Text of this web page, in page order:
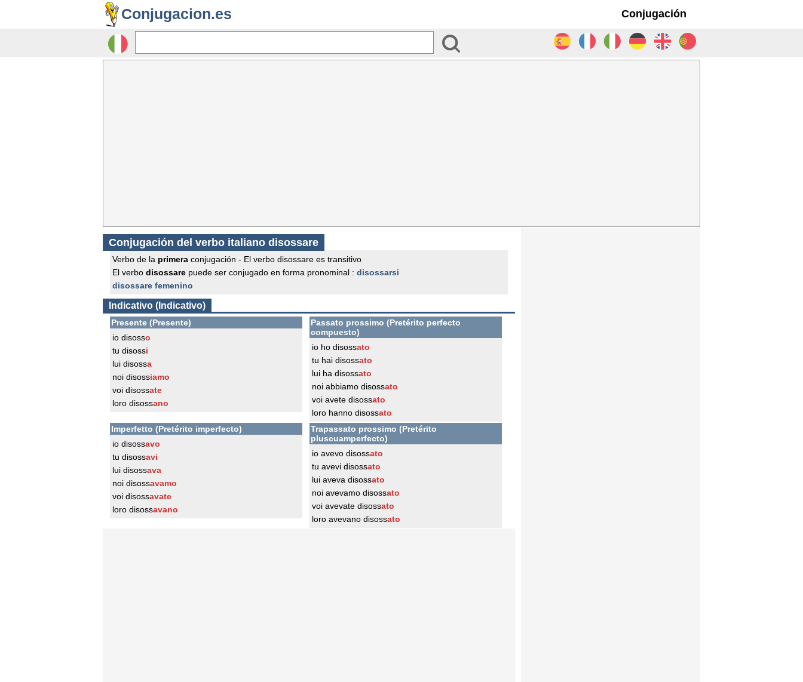
Conjugacion.es Conjugación
Conjugación del verbo italiano disossare
Verbo de la primera conjugación - El verbo disossare es transitivo
El verbo disossare puede ser conjugado en forma pronominal : disossarsi
disossare femenino
Indicativo (Indicativo)
Presente (Presente)
io disosso
tu disossi
lui disossa
noi disossiamo
voi disossate
loro disossano
Passato prossimo (Pretérito perfecto
compuesto)
io ho disossato
tu hai disossato
lui ha disossato
noi abbiamo disossato
voi avete disossato
loro hanno disossato
Imperfetto (Pretérito imperfecto)
io disossavo
tu disossavi
lui disossava
noi disossavamo
voi disossavate
loro disossavano
Trapassato prossimo (Pretérito
pluscuamperfecto)
io avevo disossato
tu avevi disossato
lui aveva disossato
noi avevamo disossato
voi avevate disossato
loro avevano disossato